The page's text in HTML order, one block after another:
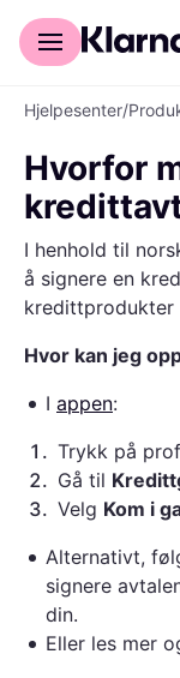
For kunder
Hjelpesenter/
Hvorfor
I henhold til
å signere en
kredittprodukter
Hvor kan jeg
I appen:
1 . Trykk på
2. Gå til
3. Velg Kom i
Alternativt,
signere
din.
Eller les mer